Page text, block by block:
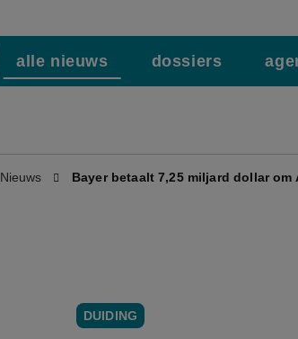
alle nieuws dossiers
Nieuws Bayer betaalt 7,25 miljard dollar
DUIDING